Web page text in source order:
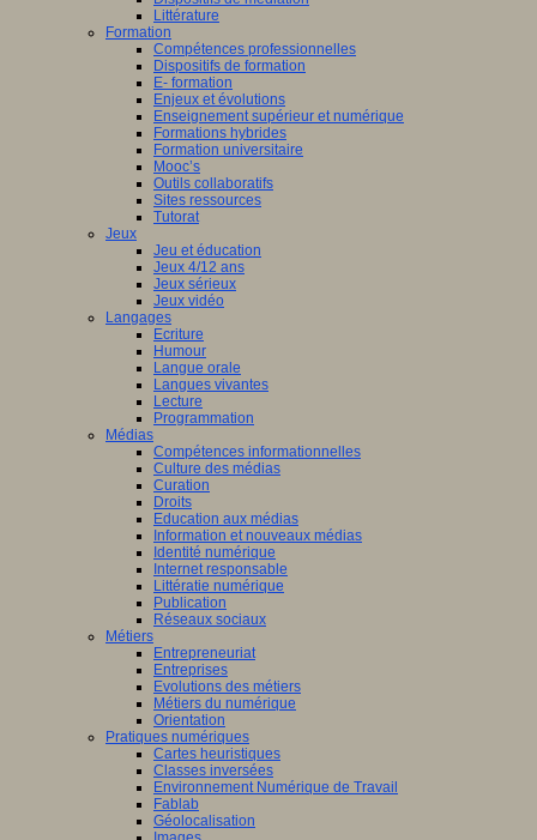
Littérature
Formation
Compétences professionnelles
Dispositifs de formation
E- formation
Enjeux et évolutions
Enseignement supérieur et numérique
Formations hybrides
Formation universitaire
Mooc’s
Outils collaboratifs
Sites ressources
Tutorat
Jeux
Jeu et éducation
Jeux 4/12 ans
Jeux sérieux
Jeux vidéo
Langages
Ecriture
Humour
Langue orale
Langues vivantes
Lecture
Programmation
Médias
Compétences informationnelles
Culture des médias
Curation
Droits
Education aux médias
Information et nouveaux médias
Identité numérique
Internet responsable
Littératie numérique
Publication
Réseaux sociaux
Métiers
Entrepreneuriat
Entreprises
Evolutions des métiers
Métiers du numérique
Orientation
Pratiques numériques
Cartes heuristiques
Classes inversées
Environnement Numérique de Travail
Fablab
Géolocalisation